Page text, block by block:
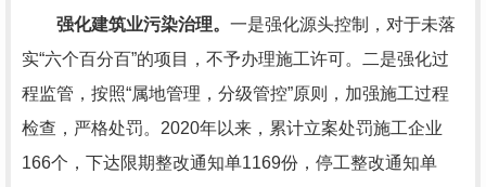
强化建筑业污染治理。 一是强化源头控制，对于未落
实“六个百分百”的项目，不予办理施工许可。二是强化过
程监管，按照“属地管理，分级管控”原则，加强施工过程
检查，严格处罚。2020年以来，累计立案处罚施工企业
166个，下达限期整改通知单1169份，停工整改通知单